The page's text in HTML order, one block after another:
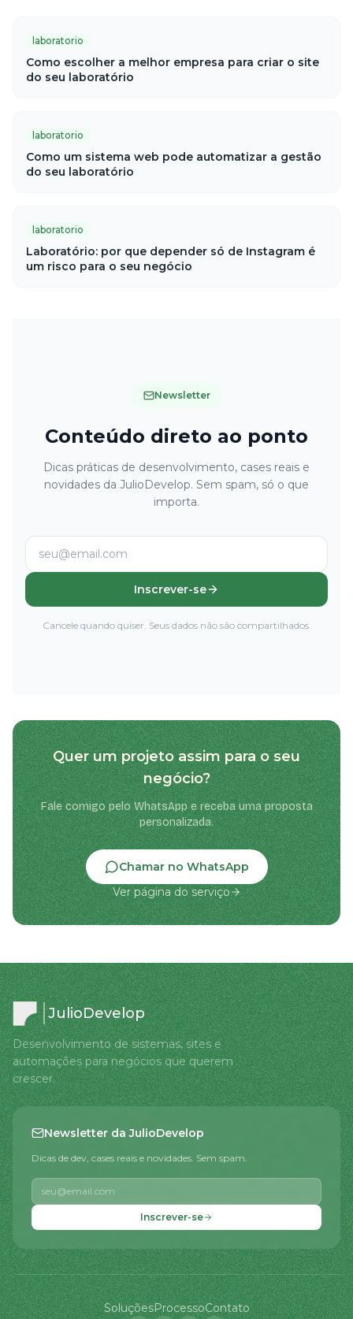
laboratorio
Como escolher a melhor empresa para criar o site
do seu laboratório
laboratorio
Como um sistema web pode automatizar a gestão
do seu laboratório
laboratorio
Laboratório: por que depender só de Instagram é
um risco para o seu negócio
Newsletter
Conteúdo direto ao ponto
Dicas práticas de desenvolvimento, cases reais e
novidades da JulioDevelop. Sem spam, só o que
importa.
Inscrever-se
Cancele quando quiser. Seus dados não são compartilhados.
Quer um projeto assim para o seu
negócio?
Fale comigo pelo WhatsApp e receba uma proposta
personalizada.
Chamar no WhatsApp
Ver página do serviço
JulioDevelop
Desenvolvimento de sistemas, sites e
automações para negócios que querem
crescer.
Newsletter da JulioDevelop
Dicas de dev, cases reais e novidades. Sem spam.
Inscrever-se
SoluçõesProcessoContato